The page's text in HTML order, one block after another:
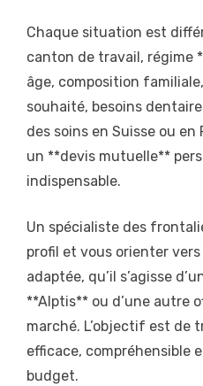
Chaque situation est
canton de travail, régime
âge, composition
souhaité, besoins
des soins en Suisse ou en
un **devis mutuelle**
indispensable.
Un spécialiste des
profil et vous orienter
adaptée, qu’il s’agisse
**Alptis** ou d’une autre
marché. L’objectif est de
efficace, compréhensible
budget.